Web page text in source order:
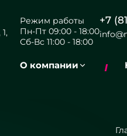
Режим работы
Пн-Пт 09:00 - 18:00
Сб-Вс 11:00 - 18:00
+7
О компании